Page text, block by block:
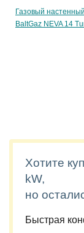
Газовый
BaltGaz NEVA 14
Хотите
kW,
но
Быстрая